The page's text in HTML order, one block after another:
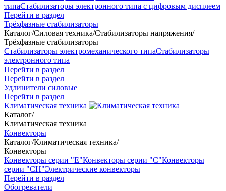
типаСтабилизаторы электронного типа с цифровым дисплеем
Перейти в раздел
Трёхфазные стабилизаторы
Каталог/Силовая техника/Стабилизаторы напряжения/
Трёхфазные стабилизаторы
Стабилизаторы электромеханического типаСтабилизаторы
электронного типа
Перейти в раздел
Перейти в раздел
Удлинители силовые
Перейти в раздел
Климатическая техника
Каталог/
Климатическая техника
Конвекторы
Каталог/Климатическая техника/
Конвекторы
Конвекторы серии "Е"Конвекторы серии "С"Конвекторы
серии "СН"Электрические конвекторы
Перейти в раздел
Обогреватели